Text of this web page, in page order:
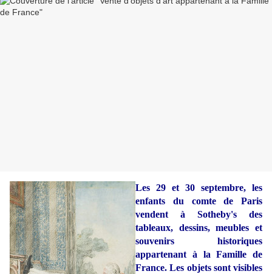
Les 29 et 30 septembre, les
enfants du comte de Paris
vendent à Sotheby's des
tableaux, dessins, meubles et
souvenirs historiques
appartenant à la Famille de
France. Les objets sont visibles